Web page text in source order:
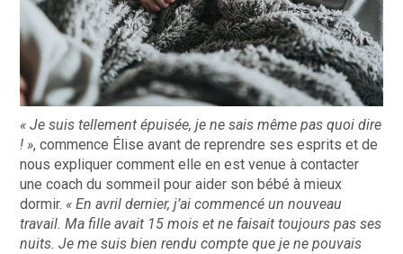
« Je suis tellement épuisée, je ne sais même pas quoi dire
! », commence Élise avant de reprendre ses esprits et de
nous expliquer comment elle en est venue à contacter
une coach du sommeil pour aider son bébé à mieux
dormir. « En avril dernier, j’ai commencé un nouveau
travail. Ma fille avait 15 mois et ne faisait toujours pas ses
nuits. Je me suis bien rendu compte que je ne pouvais